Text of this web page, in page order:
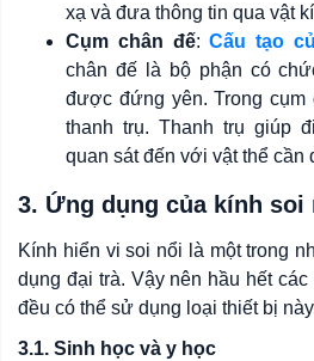
xạ và đưa thông tin qua vật
Cụm chân đế:Cấu tạo
chân đế là bộ phận có
được đứng yên. Trong
thanh trụ. Thanh trụ giúp
quan sát đến với vật thể cần
3. Ứng dụng của kính soi
Kính hiển vi soi nổi là một trong
dụng đại trà. Vậy nên hầu hết
đều có thể sử dụng loại thiết bị
3.1. Sinh học và y học